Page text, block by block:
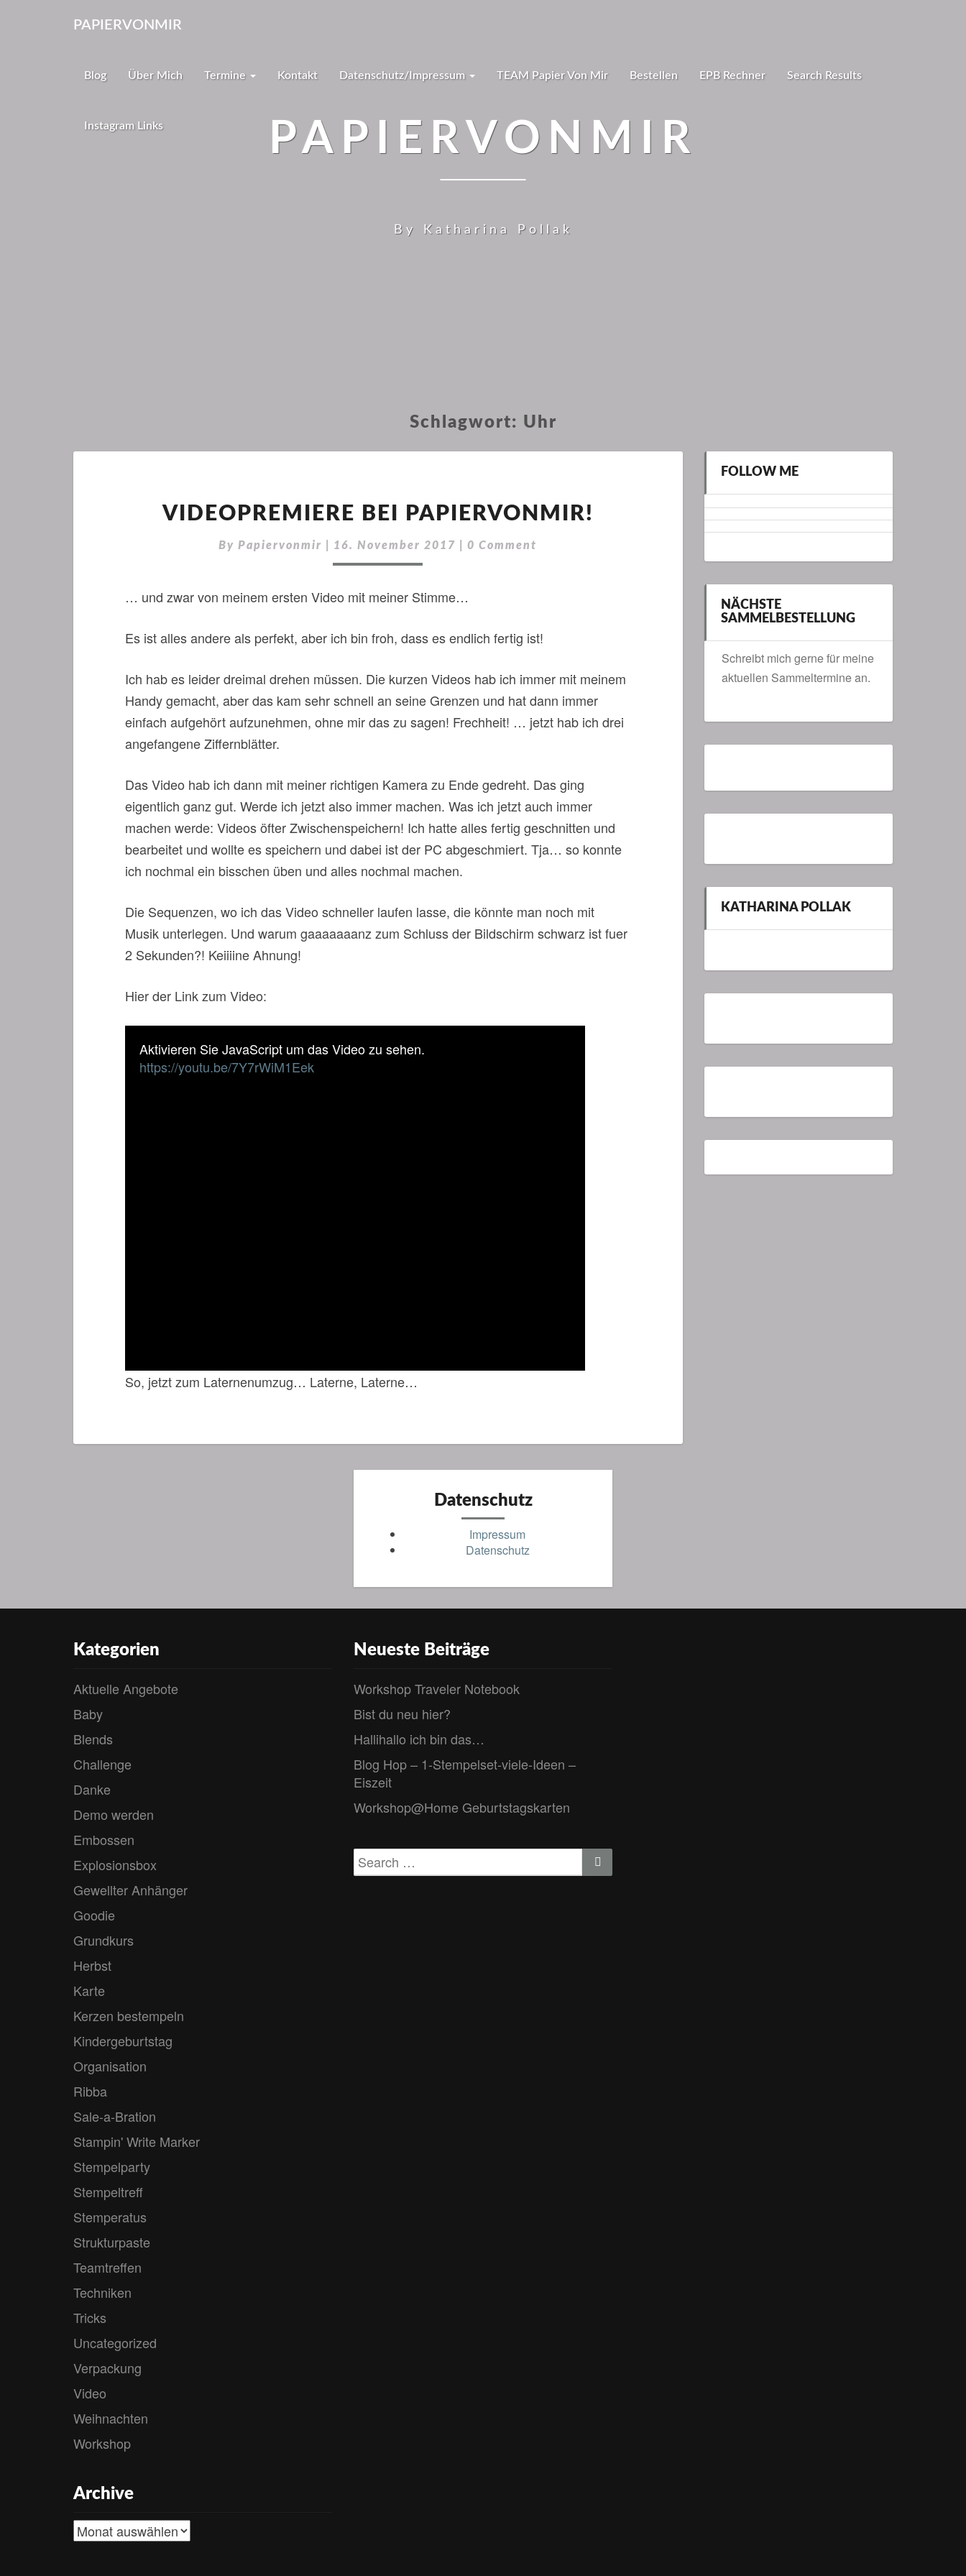
PAPIERVONMIR
Blog Über Mich Termine Kontakt Datenschutz/Impressum TEAM Papier Von Mir Bestellen EPB Rechner Search Results
Instagram Links PAPIERVONMIR
By Katharina Pollak
Schlagwort: Uhr
BEI
VIDEOPREMIERE BEI PAPIERVONMIR!
ByPapiervonmir 16. November 2017 |Comments
0 Comment
… und zwar von meinem ersten Video mit meiner Stimme…
Es ist alles andere als perfekt, aber ich bin froh, dass es endlich fertig ist!
Ich hab es leider dreimal drehen müssen. Die kurzen Videos hab ich immer mit meinem
Handy gemacht, aber das kam sehr schnell an seine Grenzen und hat dann immer
einfach aufgehört aufzunehmen, ohne mir das zu sagen! Frechheit! … jetzt hab ich drei
angefangene Ziffernblätter.
Das Video hab ich dann mit meiner richtigen Kamera zu Ende gedreht. Das ging
eigentlich ganz gut. Werde ich jetzt also immer machen. Was ich jetzt auch immer
machen werde: Videos öfter Zwischenspeichern! Ich hatte alles fertig geschnitten und
bearbeitet und wollte es speichern und dabei ist der PC abgeschmiert. Tja… so konnte
ich nochmal ein bisschen üben und alles nochmal machen.
Die Sequenzen, wo ich das Video schneller laufen lasse, die könnte man noch mit
Musik unterlegen. Und warum gaaaaaaanz zum Schluss der Bildschirm schwarz ist fuer
2 Sekunden?! Keiiiine Ahnung!
Hier der Link zum Video:
Aktivieren Sie JavaScript um das Video zu sehen.
https://youtu.be/7Y7rWiM1Eek
So, jetzt zum Laternenumzug… Laterne, Laterne…
FOLLOW ME
NÄCHSTE
SAMMELBESTELLUNG
Schreibt mich gerne für meine
aktuellen Sammeltermine an.
KATHARINA POLLAK
Datenschutz
Impressum
Datenschutz
Kategorien
Aktuelle Angebote
Baby
Blends
Challenge
Danke
Demo werden
Embossen
Explosionsbox
Gewellter Anhänger
Goodie
Grundkurs
Herbst
Karte
Kerzen bestempeln
Kindergeburtstag
Organisation
Ribba
Sale-a-Bration
Stampin' Write Marker
Stempelparty
Stempeltreff
Stemperatus
Strukturpaste
Teamtreffen
Techniken
Tricks
Uncategorized
Verpackung
Video
Weihnachten
Workshop
Archive
Archive
Neueste Beiträge
Workshop Traveler Notebook
Bist du neu hier?
Hallihallo ich bin das…
Blog Hop – 1-Stempelset-viele-Ideen –
Eiszeit
Workshop@Home Geburtstagskarten
Search
for: